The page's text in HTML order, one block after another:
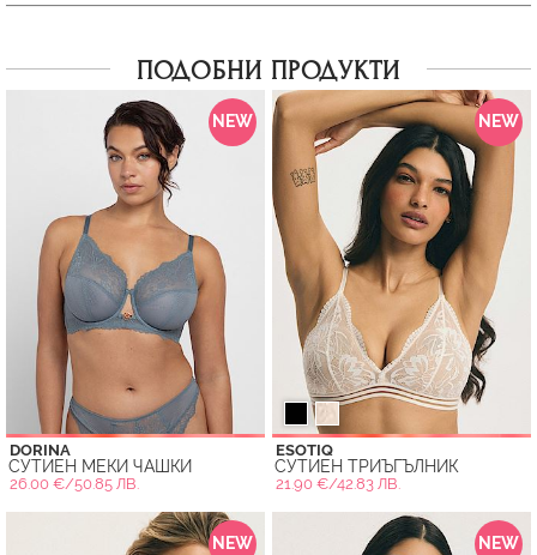
ПОДОБНИ ПРОДУКТИ
NEW
DORINA
СУТИЕН МЕКИ ЧАШКИ
26.00 €/50.85 ЛВ.
NEW
ESOTIQ
СУТИЕН ТРИЪГЪЛНИК
21.90 €/42.83 ЛВ.
NEW NEW